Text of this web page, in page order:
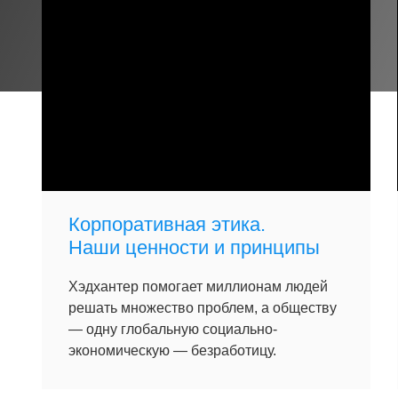
Корпоративная этика.
Наши ценности и принципы
Хэдхантер помогает миллионам людей
решать множество проблем, а обществу
— одну глобальную социально-
экономическую — безработицу.